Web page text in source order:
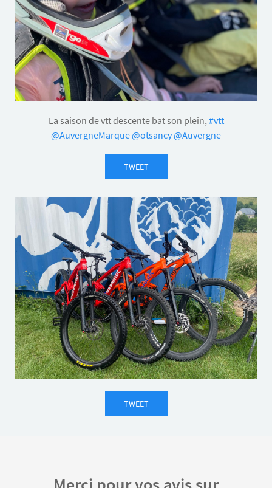
La saison de vtt descente bat son plein, #vtt
@AuvergneMarque@otsancy@Auvergne
TWEET
TWEET